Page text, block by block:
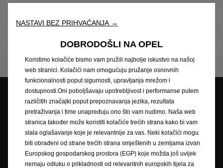
Privatno punjenje
Opel partneri Zatražite ponudu
Zatražite testnu vožnju Naručivanje na servis
NASTAVI BEZ PRIHVAĆANJA →
DOBRODOŠLI NA OPEL
Koristimo kolačiće bismo vam pružili najbolje iskustvo na našoj
web stranici. Kolačići nam omogućuju pružanje osnovnih
funkcionalnosti poput sigurnosti, upravljanja mrežom i
dostupnosti.Oni poboljšavaju upotrebljivost i performanse putem
različitih značajki poput prepoznavanja jezika, rezultata
pretraživanja i time unapređuju ono što vam nudimo. Naša web
stranica također može koristiti kolačiće trećih strana kako bi vam
slala oglašavanje koje je relevantnije za vas. Neki kolačići mogu
biti obrađeni od strane trećih strana smještenih u zemljama izvan
Europskog gospodarskog prostora (EGP) koje možda još uvijek
nemaju odluku o prikladnosti od relevantnih europskih tijela za